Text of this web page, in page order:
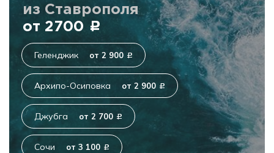
из Ставрополя
от 2700 c
Геленджик от 2 900 c
Архипо-Осиповка от 2 900 c
Джубга от 2 700 c
Сочи от 3 100 c